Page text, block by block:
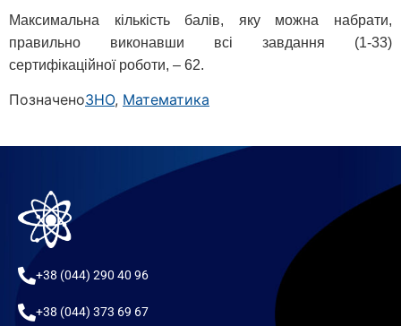
Максимальна кількість балів, яку можна набрати,
правильно виконавши всі завдання (1-33)
сертифікаційної роботи, – 62.
ПозначеноЗНО, Математика
+38 (044) 290 40 96
+38 (044) 373 69 67